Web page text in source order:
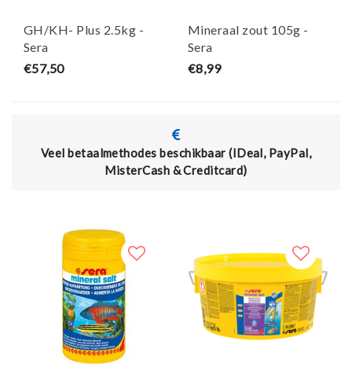
GH/KH- Plus 2.5kg -
Sera
€57,50
Mineraal zout 105g -
Sera
€8,99
betaalmethodes beschikbaar (IDeal, PayPal,
MisterCash & Creditcard)